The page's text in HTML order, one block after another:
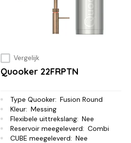
Vergelijk
Quooker 22FRPTN
Type Quooker: Fusion Round
Kleur: Messing
Flexibele uittrekslang: Nee
Reservoir meegeleverd: Combi
CUBE meegeleverd: Nee